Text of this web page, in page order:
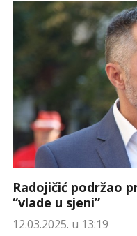
Radojičić podržao
“vlade u sjeni”
12.03.2025. u 13:19